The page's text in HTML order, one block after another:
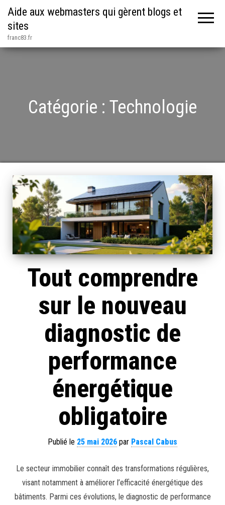
Aide aux webmasters qui gèrent blogs et
sites
franc83.fr
Catégorie : Technologie
Tout comprendre
sur le nouveau
diagnostic de
performance
énergétique
obligatoire
Publié le 25 mai 2026 par Pascal Cabus
Le secteur immobilier connaît des transformations régulières,
visant notamment à améliorer l’efficacité énergétique des
bâtiments. Parmi ces évolutions, le diagnostic de performance